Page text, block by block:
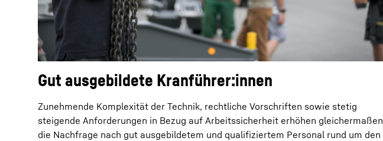
Gut ausgebildete Kranführer:innen
Zunehmende Komplexität der Technik, rechtliche Vorschriften sowie stetig
steigende Anforderungen in Bezug auf Arbeitssicherheit erhöhen gleichermaßen
die Nachfrage nach gut ausgebildetem und qualifiziertem Personal rund um den